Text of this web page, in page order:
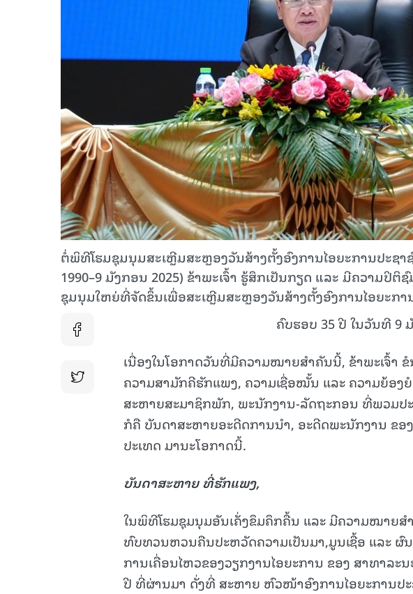
ຕໍ່ພິທີໂຮມຊຸມນຸມສະເຫຼີມສະຫຼອງວັນສ້າງຕັ້ງອົງການໄອຍະການປະຊ
1990–9 ມັງກອນ 2025) ຂ້າພະເຈົ້າ ຮູ້ສຶກເປັນກຽດ ແລະ ມີຄວາມປິຕິ
ຊຸມນຸມໃຫຍ່ທີ່ຈັດຂຶ້ນເພື່ອສະເຫຼີມສະຫຼອງວັນສ້າງຕັ້ງອົງການໄອຍະກ
ຄົບຮອບ 35 ປີ ໃນວັນທີ 9
ເນື່ອງໃນໂອກາດວັນທີ່ມີຄວາມໝາຍສໍາຄັນນີ້, ຂ້າພະເຈົ້າ
ຄວາມສາມັກຄີຮັກແພງ, ຄວາມເຊື່ອໝັ້ນ ແລະ ຄວາມຍ້ອງ
ສະຫາຍສະມາຊິກພັກ, ພະນັກງານ-ລັດຖະກອນ ທີ່ພວ
ກໍຄື ບັນດາສະຫາຍອະດີດການນໍາ, ອະດີດພະນັກງານ ຂອ
ປະເທດ ມານະໂອກາດນີ້.
ບັນດາສະຫາຍ ທີ່ຮັກແພງ,
ໃນພິທີໂຮມຊຸມນຸມອັນເຄັ່ງຂຶມຄຶກຄື້ນ ແລະ ມີຄວາມໝາຍ
ທົບທວນຫວນຄືນປະຫວັດຄວາມເປັນມາ,ມູນເຊື້ອ ແລະ ຜົ
ການເຄື່ອນໄຫວຂອງວຽກງານໄອຍະການ ຂອງ ສາທາລະ
ປີ ທີ່ຜ່ານມາ ດັ່ງທີ່ ສະຫາຍ ຫົວໜ້າອົງການໄອຍະການປະ